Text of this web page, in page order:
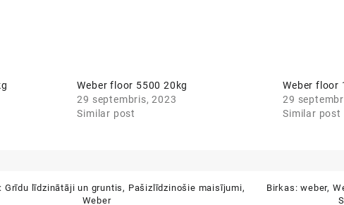
Weber floor 5500 20kg
29 septembris, 2023
Similar post
Weber floor
29
Similar post
Grīdu līdzinātāji un gruntis, Pašizlīdzinošie maisījumi,
Weber
Birkas:weber,